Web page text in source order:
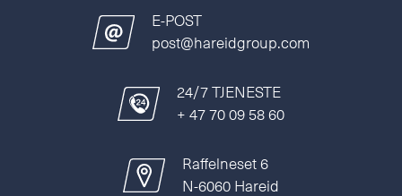
E-POST
post@hareidgroup.com
24/7 TJENESTE
+ 47 70 09 58 60
Raffelneset 6
N-6060 Hareid